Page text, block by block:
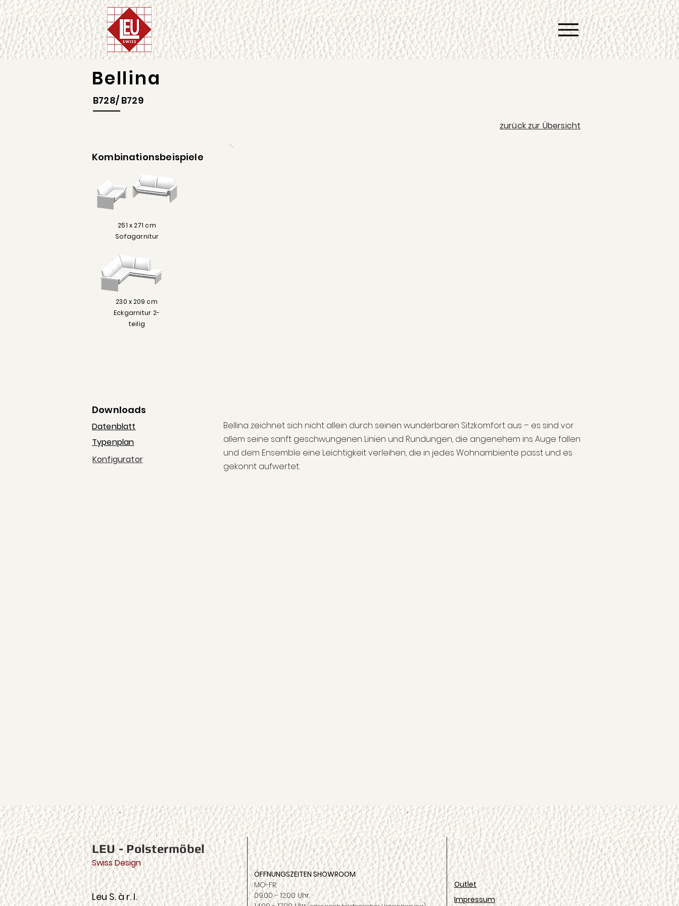
Bellina
B728/ B729
zurück zur Übersicht
Kombinationsbeispiele
251 x 271 cm
Sofagarnitur
230 x 209 cm
Eckgarnitur 2-
teilig
Downloads
Datenblatt
Typenplan
Konfigurator
Bellina zeichnet sich nicht allein durch seinen wunderbaren Sitzkomfort aus – es sind vor
allem seine sanft geschwungenen Linien und Rundungen, die angenehem ins Auge fallen
und dem Ensemble eine Leichtigkeit verleihen, die in jedes Wohnambiente passt und es
gekonnt aufwertet.
LEU - Polstermöbel
Swiss Design
Impressum
Leu S. à r. l.
ÖFFNUNGSZEITEN SHOWROOM
MO-FR:
09.00 - 12.00 Uhr
Outlet